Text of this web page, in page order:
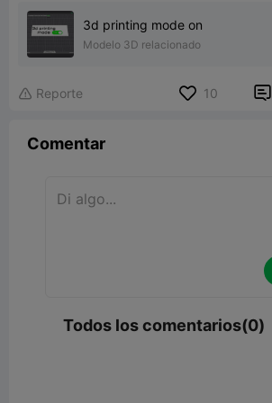
3d printing mode on
Modelo 3D relacionado
 Reporte 10 
Comentar
Todos los comentarios(0)